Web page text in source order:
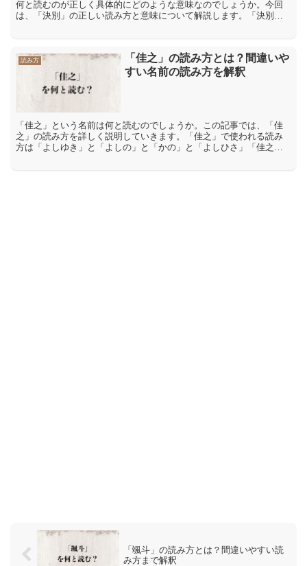
何と読むのが正しく具体的にどのような意味なのでしょうか。今回
は、「決別」の正しい読み方と意味について解説します。「決別」
読み方
「佳之」の読み方とは？間違いや
すい名前の読み方を解釈
「佳之」という名前は何と読むのでしょうか。この記事では、「佳
之」の読み方を詳しく説明していきます。「佳之」で使われる読み
方は「よしゆき」と「よしの」と「かの」と「よしひさ」「佳之」
「颯斗」の読み方とは？間違いやすい読
み方まで解釈